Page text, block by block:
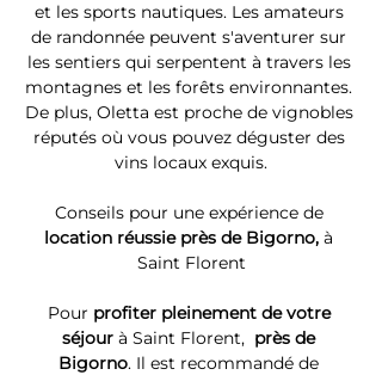
et les sports nautiques. Les amateurs
de randonnée peuvent s'aventurer sur
les sentiers qui serpentent à travers les
montagnes et les forêts environnantes.
De plus, Oletta est proche de vignobles
réputés où vous pouvez déguster des
vins locaux exquis.
Conseils pour une expérience de
location réussie près de Bigorno, à
Saint Florent
Pour profiter pleinement de votre
séjour à Saint Florent, près de
Bigorno. Il est recommandé de